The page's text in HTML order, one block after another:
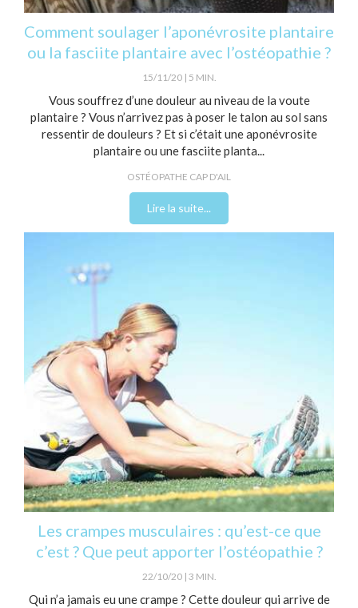
Comment soulager l’aponévrosite plantaire
ou la fasciite plantaire avec l’ostéopathie ?
15/11/20 5 MIN.
Vous souffrez d’une douleur au niveau de la voute
plantaire ? Vous n’arrivez pas à poser le talon au sol sans
ressentir de douleurs ? Et si c’était une aponévrosite
plantaire ou une fasciite planta...
OSTÉOPATHE CAP D'AIL
Lire la suite...
Les crampes musculaires : qu’est-ce que
c’est ? Que peut apporter l’ostéopathie ?
22/10/20 3 MIN.
Qui n’a jamais eu une crampe ? Cette douleur qui arrive de